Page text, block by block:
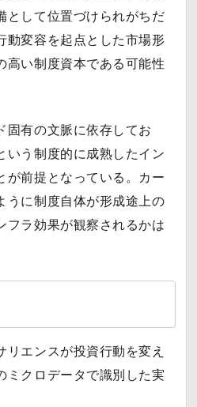
として位置づけられがちだ
動変容を起点とした市場形
高い制度資本である可能性
固有の文脈に依存してお
いう制度的に成熟したイン
が前提となっている。カー
うに制度自体が形成途上の
フラ効果が観察されるかは
リエンスが投資行動を変え
ミクロデータで識別した実